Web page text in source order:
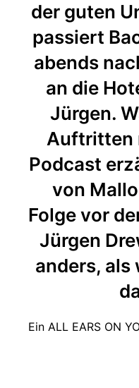
der guten
passiert
abends
an die
Jürgen.
Auftritten
Podcast
von
Folge vor
Jürgen
anders, als
Ein ALL EARS ON